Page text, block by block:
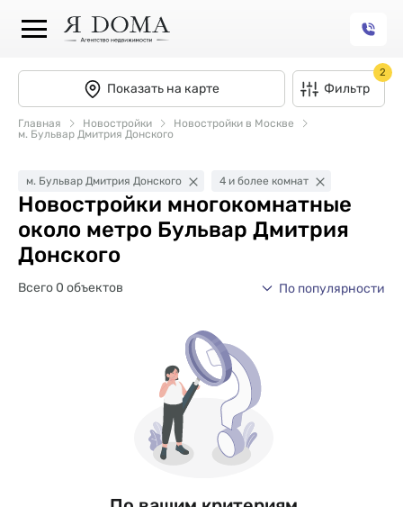
Показать на карте Фильтр
2
Главная Новостройки
Новостройки в Москве
м. Бульвар Дмитрия Донского
м. Бульвар Дмитрия Донского 4 и более комнат
Новостройки многокомнатные
около метро Бульвар Дмитрия
Донского
Всего 0 объектов По популярности